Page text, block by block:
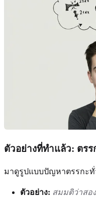
ตัวอย่างที่ทำแล้ว: ตร
มาดูรูปแบบปัญหาตรรกะ
ตัวอย่าง: สมมติว่าสอ